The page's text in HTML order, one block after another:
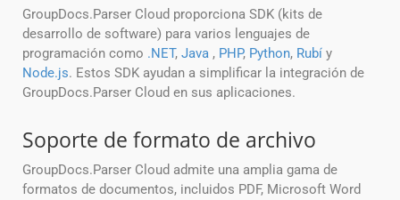
GroupDocs.Parser Cloud proporciona SDK (kits de
desarrollo de software) para varios lenguajes de
programación como .NET, Java , PHP, Python, Rubí y
Node.js. Estos SDK ayudan a simplificar la integración de
GroupDocs.Parser Cloud en sus aplicaciones.
Soporte de formato de archivo
GroupDocs.Parser Cloud admite una amplia gama de
formatos de documentos, incluidos PDF, Microsoft Word